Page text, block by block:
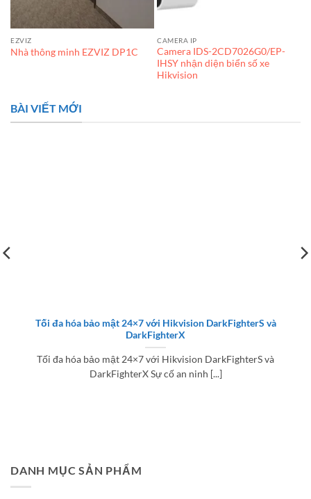
EZVIZ
Nhà thông minh EZVIZ DP1C
CAMERA IP
Camera IDS-2CD7026G0/EP-
IHSY nhận diện biển số xe
Hikvision
BÀI VIẾT MỚI
Tối đa hóa bảo mật 24×7 với Hikvision DarkFighterS và
DarkFighterX
Tối đa hóa bảo mật 24×7 với Hikvision DarkFighterS và
DarkFighterX Sự cố an ninh [...]
DANH MỤC SẢN PHẨM